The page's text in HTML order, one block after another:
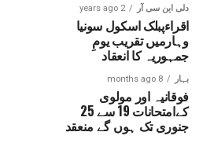
دلی این سی آر 2 years ago
اقراءپبلک اسکول سونیا
وہارمیں تقریب یومِ
جمہوریہ کا انعقاد
بہار 8 months ago
فوقانیہ اور مولوی
کےامتحانات 19 سے 25
جنوری تک ہوں گے منعقد